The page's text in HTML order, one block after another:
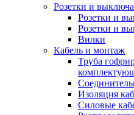
Розетки и
Розетки и
Розетки и
Вилки
Кабель и монтаж
Труба
Изоляция
Силовые